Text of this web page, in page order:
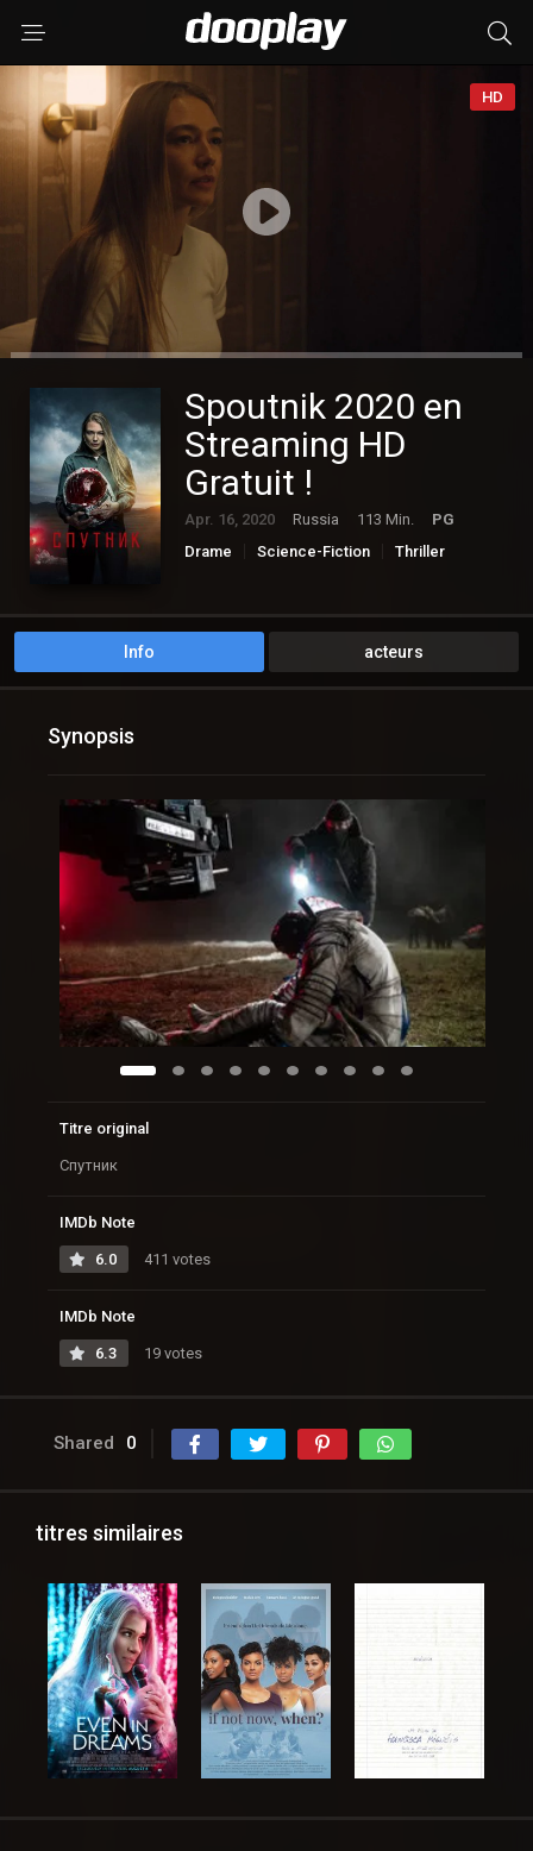
HD
Spoutnik 2020 en
Streaming HD
Gratuit !
Apr. 16, 2020 Russia 113 Min.
PG
Drame
Science-Fiction Thriller
Info acteurs
Synopsis
Titre original
Спутник
IMDb Note
6.0 411 votes
IMDb Note
6.3 19 votes
Shared 0
titres similaires